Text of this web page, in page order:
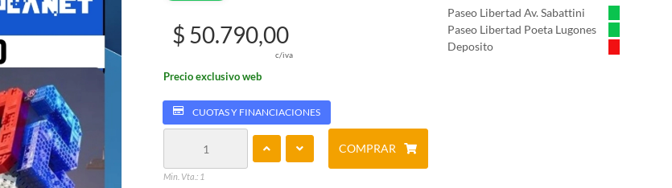
Paseo Libertad Av. Sabattini
Paseo Libertad Poeta Lugones
Deposito
$ 50.790,00
c/iva
Precio exclusivo web
CUOTAS Y FINANCIACIONES
Min. Vta.: 1
COMPRAR